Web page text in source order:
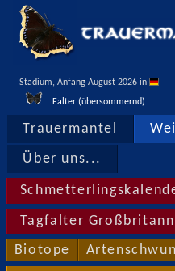
Stadium, Anfang August 2026 in
Falter (übersommernd)
Trauermantel
Über uns...
Tagfalter
Biotope